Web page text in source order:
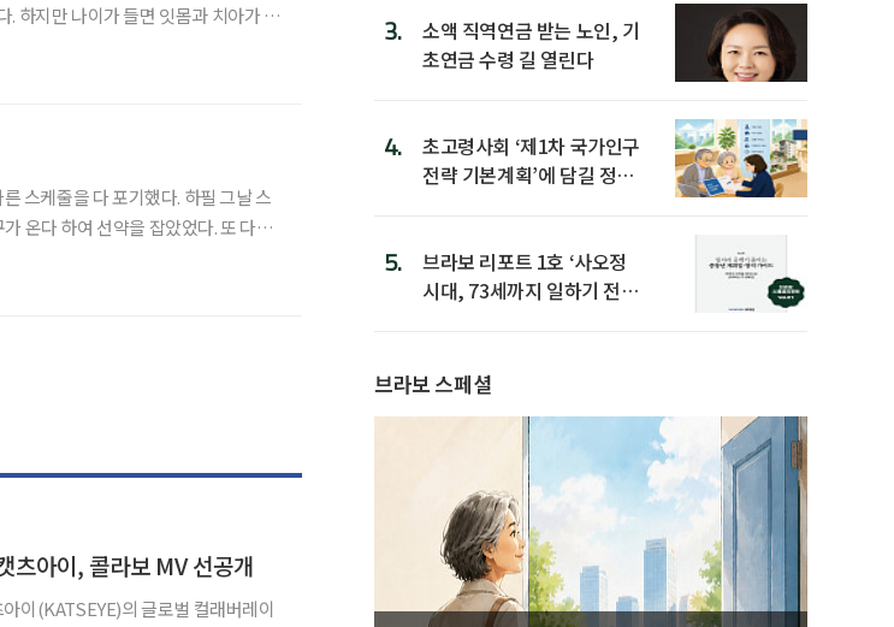
. 하지만 나이가 들면 잇몸과 치아가 약
스케줄을 다 포기했다. 하필 그날 스
온다 하여 선약을 잡았었다. 또 다른
츠아이, 콜라보 MV 선공개
이(KATSEYE)의 글로벌 컬래버레이
3.
소액 직역연금 받는 노인, 기
초연금 수령 길 열린다
4.
초고령사회 ‘제1차 국가인구
전략 기본계획’에 담길 정책
5.
브라보 리포트 1호 ‘사오정
시대, 73세까지 일하기 전략’
브라보 스페셜